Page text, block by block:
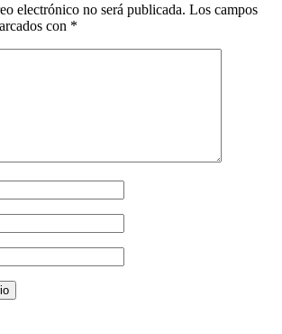
electrónico no será publicada. Los campos
con *